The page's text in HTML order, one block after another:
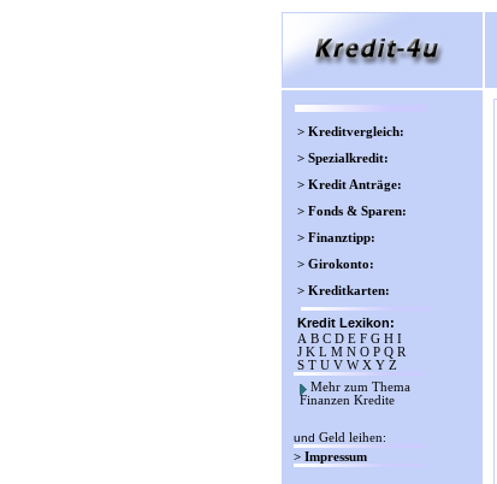
> Kreditvergleich:
> Spezialkredit:
> Kredit Anträge:
> Fonds & Sparen:
> Finanztipp:
> Girokonto:
> Kreditkarten:
Kredit Lexikon:
A B C D E F G H I
J K L M N O P Q R
S T U V WX Y Z
Mehr zum Thema
Finanzen Kredite
und Geld leihen:
> Impressum